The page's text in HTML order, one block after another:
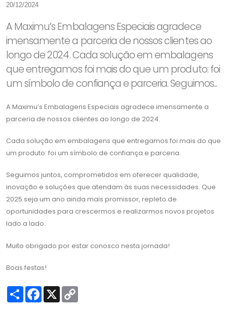
20/12/2024
A Maximu’s Embalagens Especiais agradece
imensamente a parceria de nossos clientes ao
longo de 2024. Cada solução em embalagens
que entregamos foi mais do que um produto: foi
um símbolo de confiança e parceria. Seguimos...
A Maximu’s Embalagens Especiais agradece imensamente a
parceria de nossos clientes ao longo de 2024.
Cada solução em embalagens que entregamos foi mais do que
um produto: foi um símbolo de confiança e parceria.
Seguimos juntos, comprometidos em oferecer qualidade,
inovação e soluções que atendam às suas necessidades. Que
2025 seja um ano ainda mais promissor, repleto de
oportunidades para crescermos e realizarmos novos projetos
lado a lado.
Muito obrigado por estar conosco nesta jornada!
Boas festas!
S
F
X